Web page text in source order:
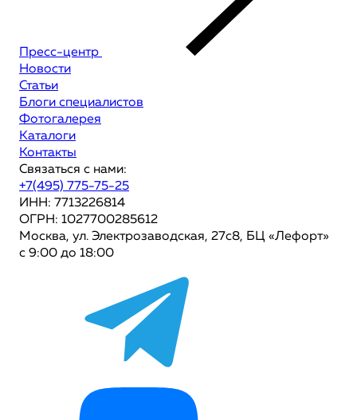
Пресс-центр
Новости
Статьи
Блоги специалистов
Фотогалерея
Каталоги
Контакты
Связаться с нами:
+7(495) 775-75-25
ИНН: 7713226814
ОГРН: 1027700285612
Москва, ул. Электрозаводская, 27с8, БЦ «Лефорт»
с 9:00 до 18:00